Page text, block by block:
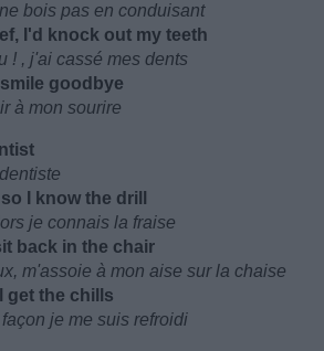
bois pas en conduisant
I'd knock out my teeth
! , j'ai cassé mes dents
goodbye
à mon sourire
I know the drill
je connais la fraise
back in the chair
m'assoie à mon aise sur la chaise
get the chills
je me suis refroidi